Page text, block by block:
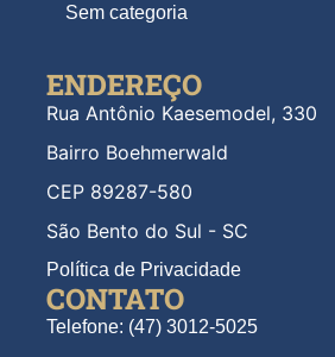
Sem categoria
ENDEREÇO
Rua Antônio Kaesemodel, 330
Bairro Boehmerwald
CEP 89287-580
São Bento do Sul - SC
Política de Privacidade
CONTATO
Telefone: (47) 3012-5025